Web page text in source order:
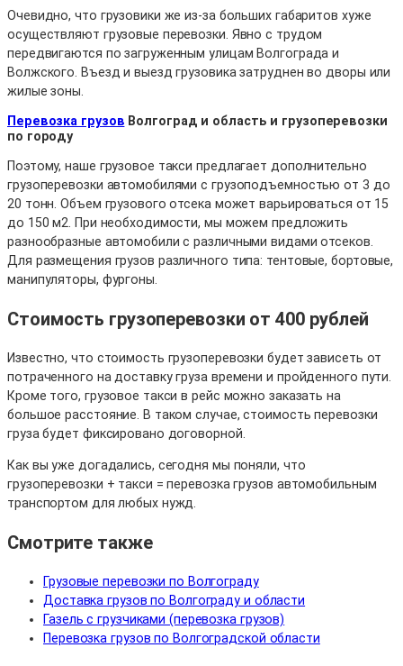
Очевидно, что грузовики же из-за больших габаритов хуже
осуществляют грузовые перевозки. Явно с трудом
передвигаются по загруженным улицам Волгограда и
Волжского. Въезд и выезд грузовика затруднен во дворы или
жилые зоны.
Перевозка грузов Волгоград и область и грузоперевозки
по городу
Поэтому, наше грузовое такси предлагает дополнительно
грузоперевозки автомобилями с грузоподъемностью от 3 до
20 тонн. Объем грузового отсека может варьироваться от 15
до 150 м2. При необходимости, мы можем предложить
разнообразные автомобили с различными видами отсеков.
Для размещения грузов различного типа: тентовые, бортовые,
манипуляторы, фургоны.
Стоимость грузоперевозки от 400 рублей
Известно, что стоимость грузоперевозки будет зависеть от
потраченного на доставку груза времени и пройденного пути.
Кроме того, грузовое такси в рейс можно заказать на
большое расстояние. В таком случае, стоимость перевозки
груза будет фиксировано договорной.
Как вы уже догадались, сегодня мы поняли, что
грузоперевозки + такси = перевозка грузов автомобильным
транспортом для любых нужд.
Смотрите также
Грузовые перевозки по Волгограду
Доставка грузов по Волгограду и области
Газель с грузчиками (перевозка грузов)
Перевозка грузов по Волгоградской области